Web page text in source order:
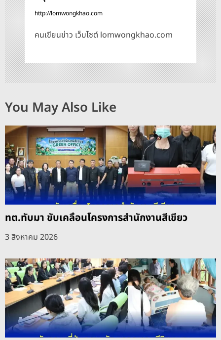
http://lomwongkhao.com
คนเขียนข่าว เว็บไซต์ lomwongkhao.com
You May Also Like
ทต.ทับมา ขับเคลื่อนโครงการสำนักงานสีเขียว
3 สิงหาคม 2026